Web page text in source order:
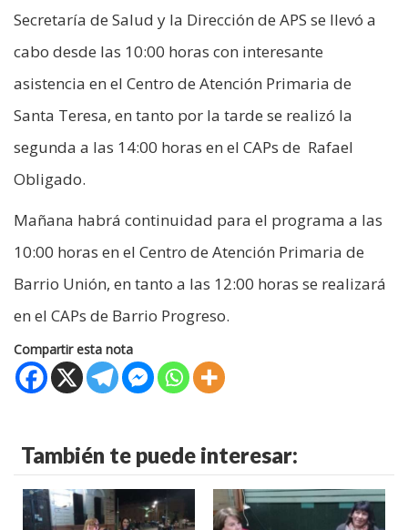
Secretaría de Salud y la Dirección de APS se llevó a
cabo desde las 10:00 horas con interesante
asistencia en el Centro de Atención Primaria de
Santa Teresa, en tanto por la tarde se realizó la
segunda a las 14:00 horas en el CAPs de Rafael
Obligado.
Mañana habrá continuidad para el programa a las
10:00 horas en el Centro de Atención Primaria de
Barrio Unión, en tanto a las 12:00 horas se realizará
en el CAPs de Barrio Progreso.
Compartir esta nota
También te puede interesar: